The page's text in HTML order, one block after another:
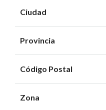
Ciudad
Provincia
Código Postal
Zona